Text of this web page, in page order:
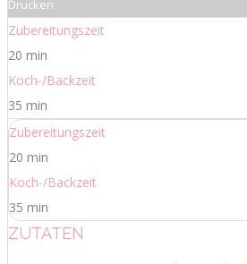
Drucken
Zubereitungszeit
20 min
Koch-/Backzeit
35 min
Zubereitungszeit
20 min
Koch-/Backzeit
35 min
ZUTATEN